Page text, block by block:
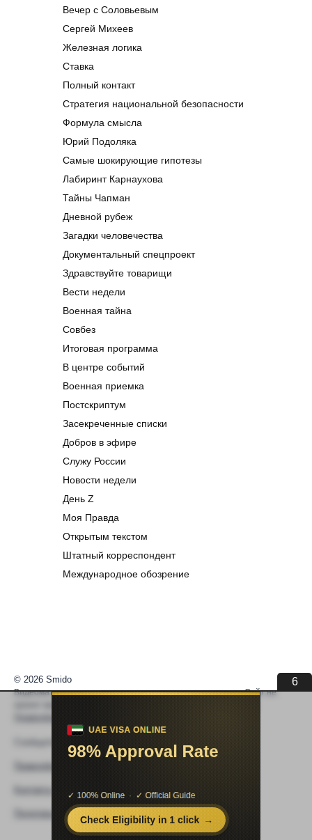
Вечер с Соловьевым
Сергей Михеев
Железная логика
Ставка
Полный контакт
Стратегия национальной безопасности
Формула смысла
Юрий Подоляка
Самые шокирующие гипотезы
Лабиринт Карнаухова
Тайны Чапман
Дневной рубеж
Загадки человечества
Документальный спецпроект
Здравствуйте товарищи
Вести недели
Военная тайна
Совбез
Итоговая программа
В центре событий
Военная приемка
Постскриптум
Засекреченные списки
Добров в эфире
Служу России
Новости недели
День Z
Моя Правда
Открытым текстом
Штатный корреспондент
Международное обозрение
6
© 2026 Smido
Видеоматериалы встраиваются из открытых источников. Сайт не
Видео не работает
Политика конфиденциальности